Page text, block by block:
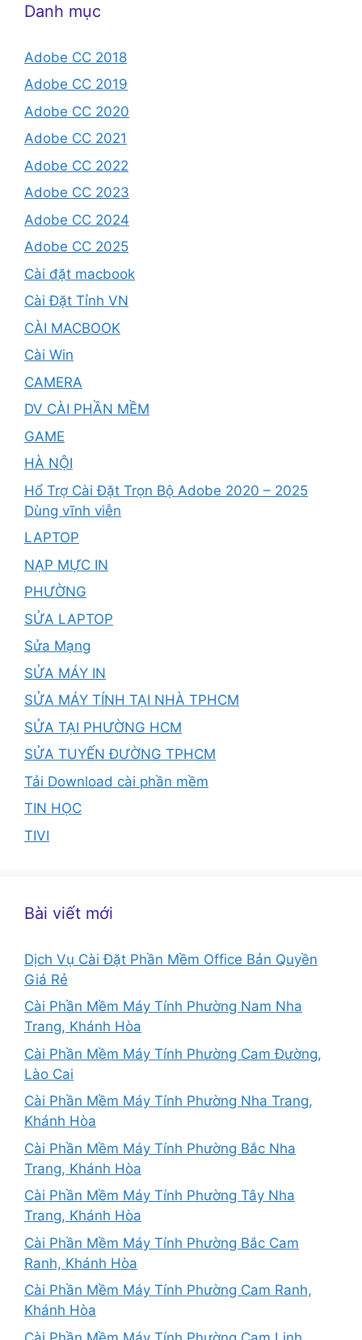
Danh mục
Adobe CC 2018
Adobe CC 2019
Adobe CC 2020
Adobe CC 2021
Adobe CC 2022
Adobe CC 2023
Adobe CC 2024
Adobe CC 2025
Cài đặt macbook
Cài Đặt Tỉnh VN
CÀI MACBOOK
Cài Win
CAMERA
DV CÀI PHẦN MỀM
GAME
HÀ NỘI
Hổ Trợ Cài Đặt Trọn Bộ Adobe 2020 – 2025
Dùng vĩnh viễn
LAPTOP
NẠP MỰC IN
PHƯỜNG
SỬA LAPTOP
Sửa Mạng
SỬA MÁY IN
SỬA MÁY TÍNH TẠI NHÀ TPHCM
SỬA TẠI PHƯỜNG HCM
SỬA TUYẾN ĐƯỜNG TPHCM
Tải Download cài phần mềm
TIN HỌC
TIVI
Bài viết mới
Dịch Vụ Cài Đặt Phần Mềm Office Bản Quyền
Giá Rẻ
Cài Phần Mềm Máy Tính Phường Nam Nha
Trang, Khánh Hòa
Cài Phần Mềm Máy Tính Phường Cam Đường,
Lào Cai
Cài Phần Mềm Máy Tính Phường Nha Trang,
Khánh Hòa
Cài Phần Mềm Máy Tính Phường Bắc Nha
Trang, Khánh Hòa
Cài Phần Mềm Máy Tính Phường Tây Nha
Trang, Khánh Hòa
Cài Phần Mềm Máy Tính Phường Bắc Cam
Ranh, Khánh Hòa
Cài Phần Mềm Máy Tính Phường Cam Ranh,
Khánh Hòa